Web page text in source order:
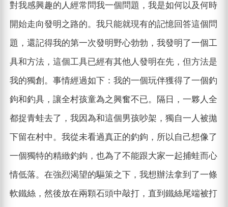
對我感興趣的人經常問我一個問題，我是如何以及何時
開始走向發明之路的。我只能就現有的記憶回答這個問
題，還記得我的第一次發明野心勃勃，我發明了一個工
具和方法，這個工具已經有其他人發明在先，但方法是
我的獨創。事情經過如下：我的一個玩伴獲得了一個釣
鉤和釣具，讓全村孩童為之興奮不已。隔日，一夥人全
都捉青蛙去了，我因為和這個男孩吵架，獨自一人被拋
下留在村中。我從未看過真正的釣鉤，所以自己想像了
一個獨特的精緻釣鉤，也為了不能跟大家一起捕蛙而心
情低落。在強烈渴望的驅策之下，我想辦法拿到了一條
軟鐵絲，然後放在兩顆石頭中敲打，直到鐵絲尾端被打